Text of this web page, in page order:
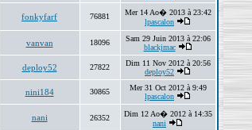
fonkyfarf 76881
Mer 14 Ao� 2013 à 23:42
lpascalon
vanvan 18096
Sam 29 Juin 2013 à 22:06
blackjmac
deploy52 27822
Dim 11 Nov 2012 à 20:56
deploy52
nini184 30865
Mer 31 Oct 2012 à 9:49
lpascalon
nani 26352
Dim 12 Ao� 2012 à 14:35
nani